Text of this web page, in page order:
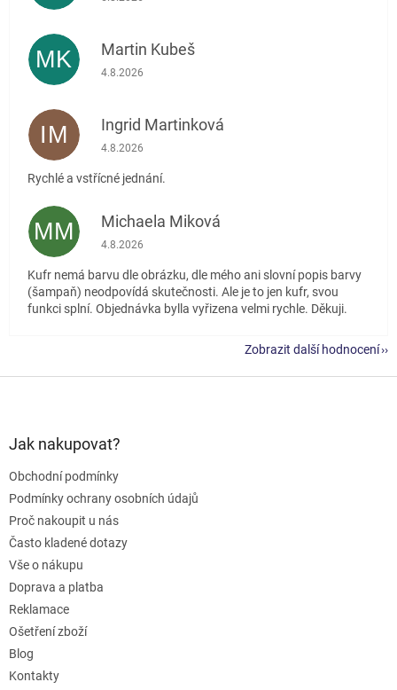
MK Martin Kubeš
Hodnocení obchodu je 5 z 5 hvězdiček.
4.8.2026
IM Ingrid Martinková
Hodnocení obchodu je 5 z 5 hvězdiček.
4.8.2026
Rychlé a vstřícné jednání.
MM Michaela Miková
Hodnocení obchodu je 5 z 5 hvězdiček.
4.8.2026
Kufr nemá barvu dle obrázku, dle mého ani slovní popis barvy
(šampaň) neodpovídá skutečnosti. Ale je to jen kufr, svou
funkci splní. Objednávka bylla vyřizena velmi rychle. Děkuji.
Zobrazit další hodnocení
Jak nakupovat?
Obchodní podmínky
Podmínky ochrany osobních údajů
Proč nakoupit u nás
Často kladené dotazy
Vše o nákupu
Doprava a platba
Reklamace
Ošetření zboží
Blog
Kontakty